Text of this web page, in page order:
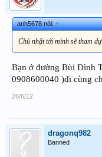
anh5678 nói:↑
Chủ nhật tới mình sẽ tham dự.
Bạn ở đường Bùi Đình
0908600040 )đi cùng
26/6/12
dragonq982
Banned